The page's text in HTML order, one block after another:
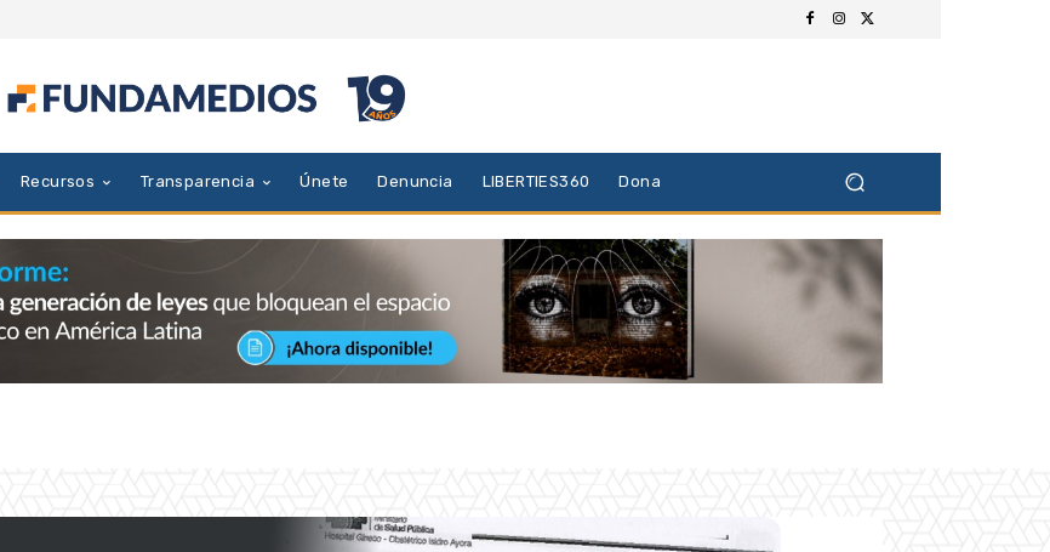
Recursos Transparencia Únete Denuncia LIBERTIES360 Dona